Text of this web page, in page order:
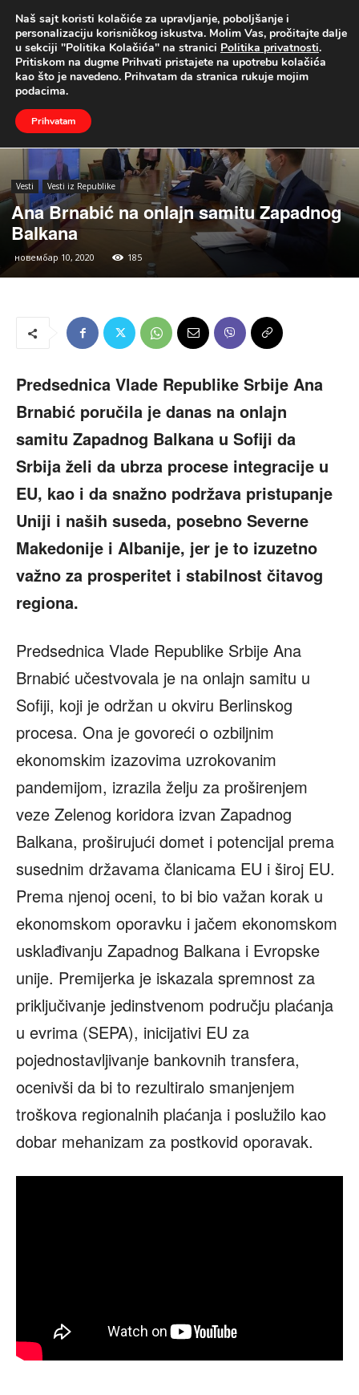
UŽIVO
Naslovna Vesti Vesti iz Republike
Vesti Vesti iz Republike
Ana Brnabić na onlajn samitu Zapadnog
Balkana
новембар 10, 2020 185
Predsednica Vlade Republike Srbije Ana
Brnabić poručila je danas na onlajn
samitu Zapadnog Balkana u Sofiji da
Srbija želi da ubrza procese integracije u
EU, kao i da snažno podržava pristupanje
Uniji i naših suseda, posebno Severne
Makedonije i Albanije, jer je to izuzetno
važno za prosperitet i stabilnost čitavog
regiona.
Predsednica Vlade Republike Srbije Ana
Brnabić učestvovala je na onlajn samitu u
Sofiji, koji je održan u okviru Berlinskog
procesa. Ona je govoreći o ozbiljnim
ekonomskim izazovima uzrokovanim
pandemijom, izrazila želju za proširenjem
veze Zelenog koridora izvan Zapadnog
Balkana, proširujući domet i potencijal prema
susednim državama članicama EU i široj EU.
Prema njenoj oceni, to bi bio važan korak u
ekonomskom oporavku i jačem ekonomskom
usklađivanju Zapadnog Balkana i Evropske
unije. Premijerka je iskazala spremnost za
priključivanje jedinstvenom području plaćanja
u evrima (SEPA), inicijativi EU za
pojednostavljivanje bankovnih transfera,
ocenivši da bi to rezultiralo smanjenjem
troškova regionalnih plaćanja i poslužilo kao
dobar mehanizam za postkovid oporavak.
Naš sajt koristi kolačiće za upravljanje, poboljšanje i
personalizaciju korisničkog iskustva. Molim Vas, pročitajte dalje
u sekciji "Politika Kolačića" na stranici Politika privatnosti.
Pritiskom na dugme Prihvati pristajete na upotrebu kolačića
kao što je navedeno. Prihvatam da stranica rukuje mojim
podacima.
Prihvatam